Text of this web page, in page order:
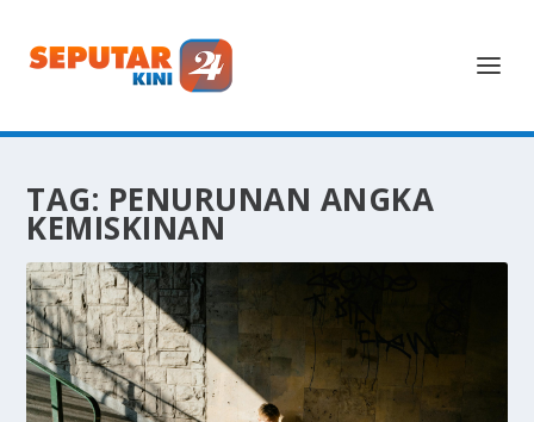
TAG: PENURUNAN ANGKA
KEMISKINAN